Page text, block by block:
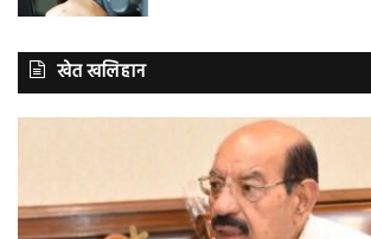
खेत खलिहान